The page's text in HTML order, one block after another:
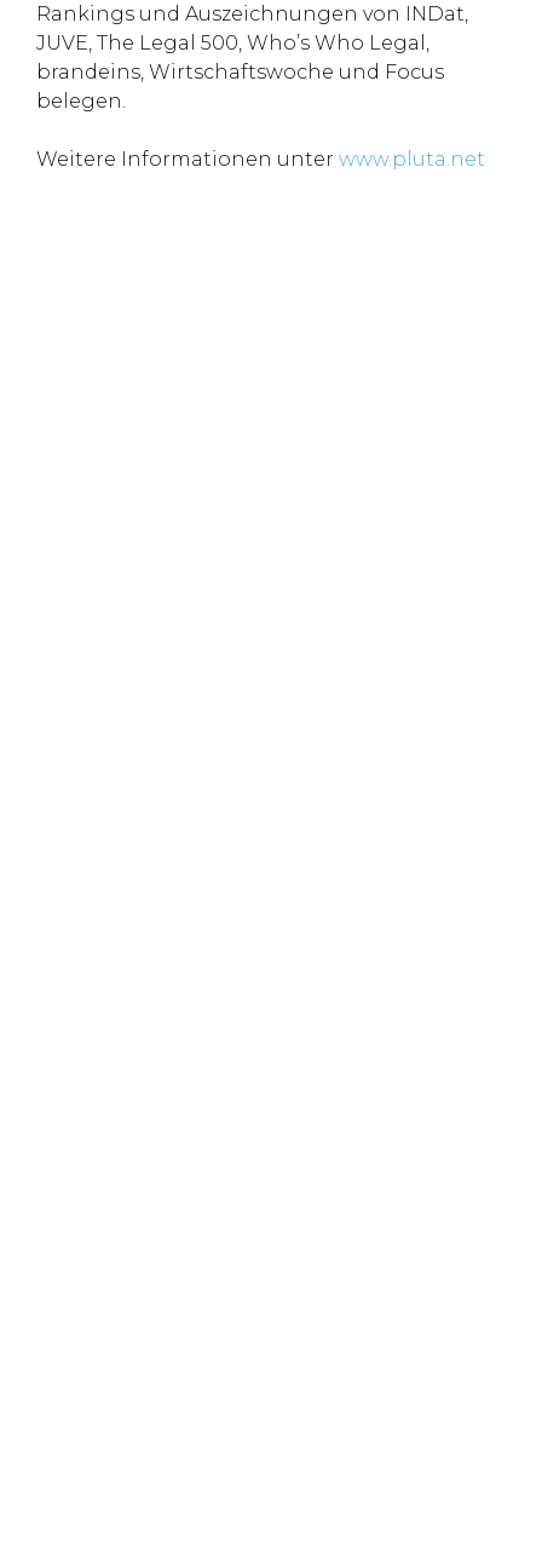
Rankings und Auszeichnungen von INDat,
JUVE, The Legal 500, Who’s Who Legal,
brandeins, Wirtschaftswoche und Focus
belegen.
Weitere Informationen unter www.pluta.net